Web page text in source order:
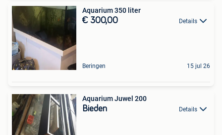
Aquarium 350 liter
€ 300,00 Details
Beringen 15 jul 26
Aquarium Juwel 200
Bieden Details